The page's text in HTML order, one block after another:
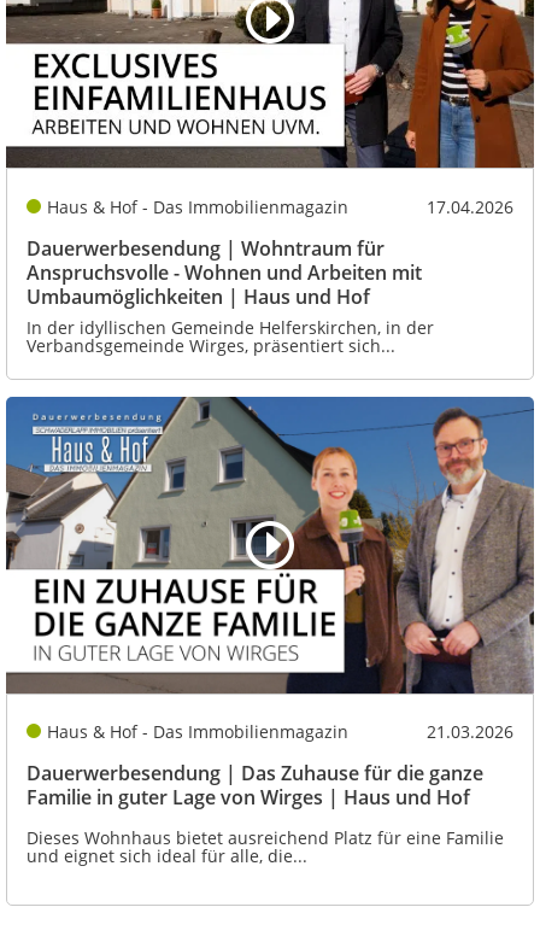
Haus & Hof - Das Immobilienmagazin 17.04.2026
Dauerwerbesendung | Wohntraum für
Anspruchsvolle - Wohnen und Arbeiten mit
Umbaumöglichkeiten | Haus und Hof
In der idyllischen Gemeinde Helferskirchen, in der
Verbandsgemeinde Wirges, präsentiert sich...
Haus & Hof - Das Immobilienmagazin 21.03.2026
Dauerwerbesendung | Das Zuhause für die ganze
Familie in guter Lage von Wirges | Haus und Hof
Dieses Wohnhaus bietet ausreichend Platz für eine Familie
und eignet sich ideal für alle, die...